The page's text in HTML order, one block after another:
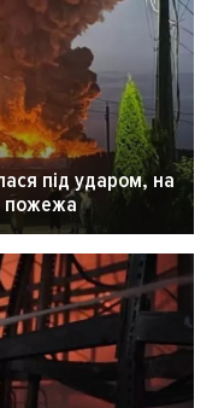
під ударом, на
пожежа